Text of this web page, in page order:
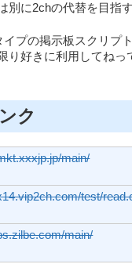
別に2chの代替を目指
イプの掲示板スクリプ
り好きに利用してねっ
ク
main/
test/
main/